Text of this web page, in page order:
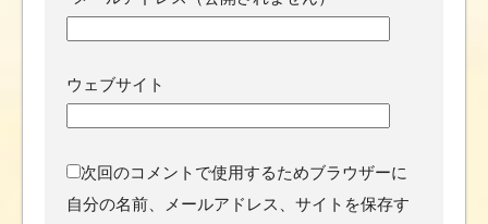
ウェブサイト
次回のコメントで使用するためブラウザーに
自分の名前、メールアドレス、サイトを保存す